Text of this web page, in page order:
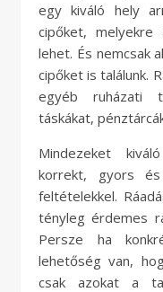
egy kiváló hely
cipőket, melyekre
lehet. És nemcsak
cipőket is találunk.
egyéb ruházati
táskákat,
Mindezeket
korrekt, gyors
feltételekkel.
tényleg érdemes
Persze ha
lehetőség van,
csak azokat a